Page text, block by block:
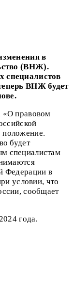
в
(ВНЖ).
специалистов
ВНЖ будет
«О правовом
положение.
будет
специалистам
Федерации в
условии, что
сообщает
года.